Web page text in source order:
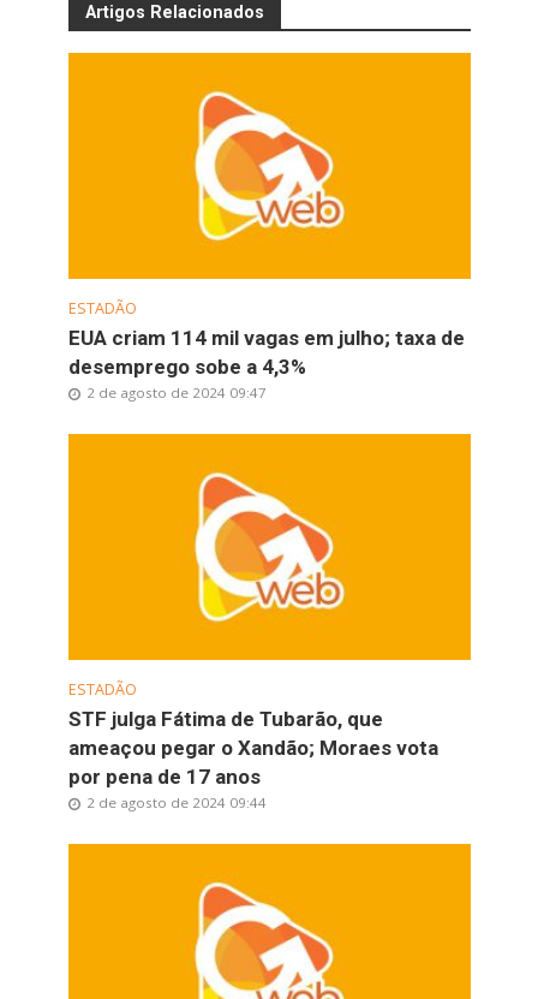
Artigos Relacionados
ESTADÃO
EUA criam 114 mil vagas em julho; taxa de
desemprego sobe a 4,3%
2 de agosto de 2024 09:47
ESTADÃO
STF julga Fátima de Tubarão, que
ameaçou pegar o Xandão; Moraes vota
por pena de 17 anos
2 de agosto de 2024 09:44